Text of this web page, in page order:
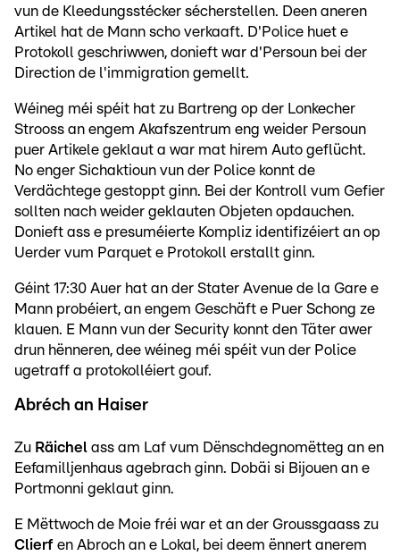
vun de Kleedungsstécker sécherstellen. Deen aneren
Artikel hat de Mann scho verkaaft. D'Police huet e
Protokoll geschriwwen, donieft war d'Persoun bei der
Direction de l'immigration gemellt.
Wéineg méi spéit hat zu Bartreng op der Lonkecher
Strooss an engem Akafszentrum eng weider Persoun
puer Artikele geklaut a war mat hirem Auto geflücht.
No enger Sichaktioun vun der Police konnt de
Verdächtege gestoppt ginn. Bei der Kontroll vum Gefier
sollten nach weider geklauten Objeten opdauchen.
Donieft ass e presuméierte Kompliz identifizéiert an op
Uerder vum Parquet e Protokoll erstallt ginn.
Géint 17:30 Auer hat an der Stater Avenue de la Gare e
Mann probéiert, an engem Geschäft e Puer Schong ze
klauen. E Mann vun der Security konnt den Täter awer
drun hënneren, dee wéineg méi spéit vun der Police
ugetraff a protokolléiert gouf.
Abréch an Haiser
Zu Räichel ass am Laf vum Dënschdegnomëtteg an en
Eefamilljenhaus agebrach ginn. Dobäi si Bijouen an e
Portmonni geklaut ginn.
E Mëttwoch de Moie fréi war et an der Groussgaass zu
Clierf en Abroch an e Lokal, bei deem ënnert anerem